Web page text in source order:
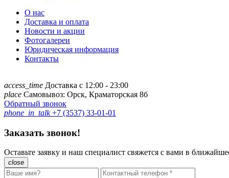
О нас
Доставка и оплата
Новости и акции
Фотогалереи
Юридическая информация
Контакты
access_time Доставка с 12:00 - 23:00
place Самовывоз: Орск, Краматорская 8б
Обратный звонок
phone_in_talk+7 (3537) 33-01-01
Заказать звонок!
Оставьте заявку и наш специалист свяжется с вами в
close